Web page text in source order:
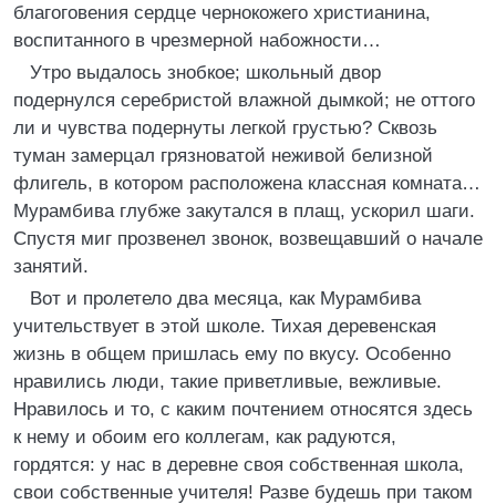
благоговения сердце чернокожего христианина,
воспитанного в чрезмерной набожности…
Утро выдалось знобкое; школьный двор
подернулся серебристой влажной дымкой; не оттого
ли и чувства подернуты легкой грустью? Сквозь
туман замерцал грязноватой неживой белизной
флигель, в котором расположена классная комната…
Мурамбива глубже закутался в плащ, ускорил шаги.
Спустя миг прозвенел звонок, возвещавший о начале
занятий.
Вот и пролетело два месяца, как Мурамбива
учительствует в этой школе. Тихая деревенская
жизнь в общем пришлась ему по вкусу. Особенно
нравились люди, такие приветливые, вежливые.
Нравилось и то, с каким почтением относятся здесь
к нему и обоим его коллегам, как радуются,
гордятся: у нас в деревне своя собственная школа,
свои собственные учителя! Разве будешь при таком